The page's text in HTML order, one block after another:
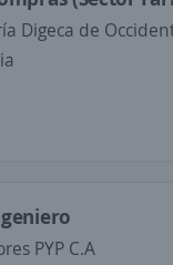
Digeca de
PYP C.A